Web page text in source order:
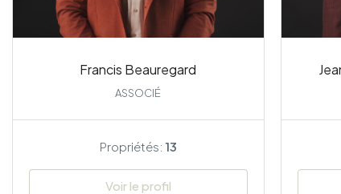
Francis Beauregard
ASSOCIÉ
Propriétés: 13
Voir le profil